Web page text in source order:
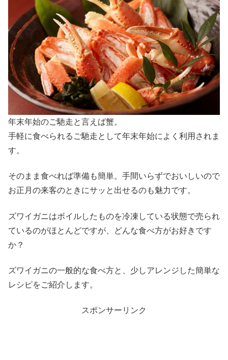
年末年始のご馳走と言えば蟹。
手軽に食べられるご馳走として年末年始によく利用されま
す。
そのまま食べれば準備も簡単。手間いらずでおいしいので
お正月の来客のときにサッと出せるのも魅力です。
ズワイガニはボイルしたものを冷凍している状態で売られ
ているのがほとんどですが、どんな食べ方がお好きです
か？
ズワイガニの一般的な食べ方と、少しアレンジした簡単な
レシピをご紹介します。
スポンサーリンク